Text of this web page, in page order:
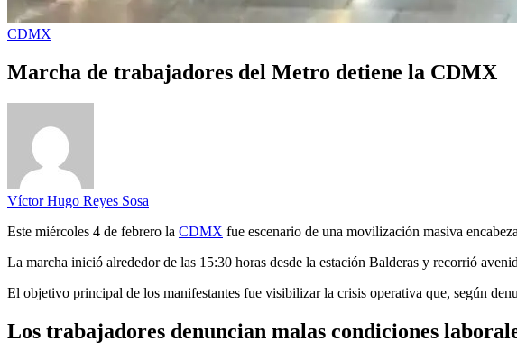
CDMX
Marcha de trabajadores del Metro detiene la CDMX
Víctor Hugo Reyes Sosa
Este miércoles 4 de febrero la CDMX fue escenario de una movilización masiva
La marcha inició alrededor de las 15:30 horas desde la estación Balderas y recorrió
El objetivo principal de los manifestantes fue visibilizar la crisis operativa que, según
Los trabajadores denuncian malas condiciones